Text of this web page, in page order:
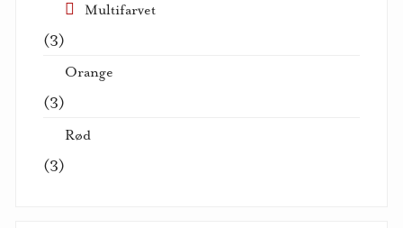
Multifarvet
(3)
Orange
(3)
Rød
(3)